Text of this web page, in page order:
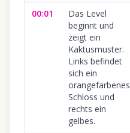
00:01
Das Level
beginnt und
zeigt ein
Kaktusmuster.
Links befindet
sich ein
orangefarbenes
Schloss und
rechts ein
gelbes.